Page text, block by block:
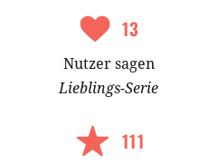
13
Nutzersagen
Lieblings-Serie
111